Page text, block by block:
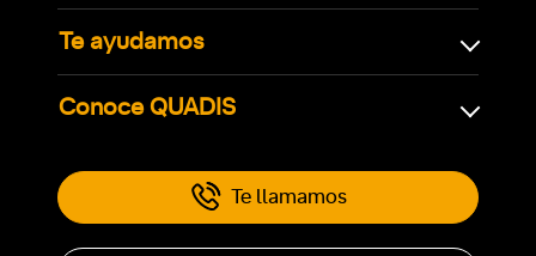
Te ayudamos
Conoce QUADIS
Te llamamos